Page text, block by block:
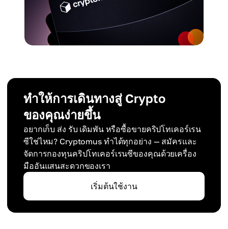
ทำให้การเดินทางสู่ Crypto
ของคุณง่ายขึ้น
อยากเก็บ ส่ง รับ เดิมพัน หรือซื้อขายคริปโทเคอร์เรน
ซีใช่ไหม? Cryptomus ทำได้ทุกอย่าง — สมัครและ
จัดการกองทุนคริปโทเคอร์เรนซีของคุณด้วยเครื่อง
มืออันแสนสะดวกของเรา
เริ่มต้นใช้งาน